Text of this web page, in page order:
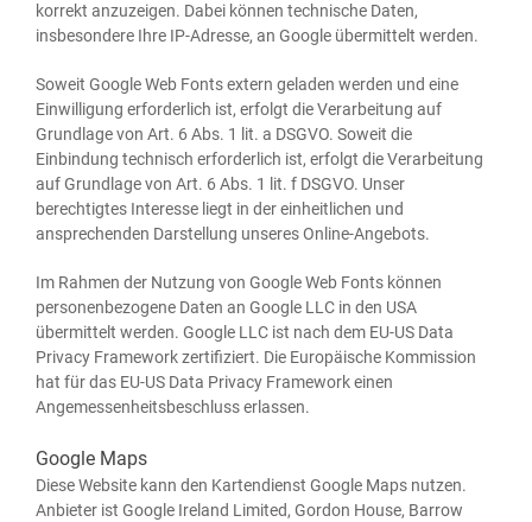
kor­rekt anzu­zei­gen. Dabei kön­nen tech­ni­sche Daten,
ins­be­son­de­re Ihre IP-Adres­se, an Goog­le über­mit­telt werden.
Soweit Goog­le Web Fonts extern gela­den wer­den und eine
Ein­wil­li­gung erfor­der­lich ist, erfolgt die Ver­ar­bei­tung auf
Grund­la­ge von Art. 6 Abs. 1 lit. a DSGVO. Soweit die
Ein­bin­dung tech­nisch erfor­der­lich ist, erfolgt die Ver­ar­bei­tung
auf Grund­la­ge von Art. 6 Abs. 1 lit. f DSGVO. Unser
berech­tig­tes Inter­es­se liegt in der ein­heit­li­chen und
anspre­chen­den Dar­stel­lung unse­res Online-Angebots.
Im Rah­men der Nut­zung von Goog­le Web Fonts kön­nen
per­so­nen­be­zo­ge­ne Daten an Goog­le LLC in den USA
über­mit­telt wer­den. Goog­le LLC ist nach dem EU-US Data
Pri­va­cy Frame­work zer­ti­fi­ziert. Die Euro­päi­sche Kom­mis­si­on
hat für das EU-US Data Pri­va­cy Frame­work einen
Ange­mes­sen­heits­be­schluss erlassen.
Google Maps
Die­se Web­site kann den Kar­ten­dienst Goog­le Maps nut­zen.
Anbie­ter ist Goog­le Ire­land Limi­t­ed, Gor­don House, Bar­row